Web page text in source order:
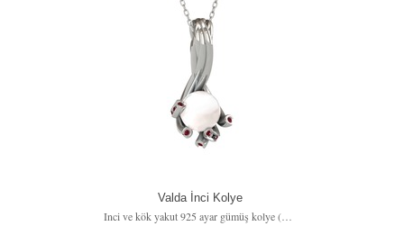
Valda İnci Kolye
Inci ve kök yakut 925 ayar gümüş kolye (40 cm gümüş rolo zincir)